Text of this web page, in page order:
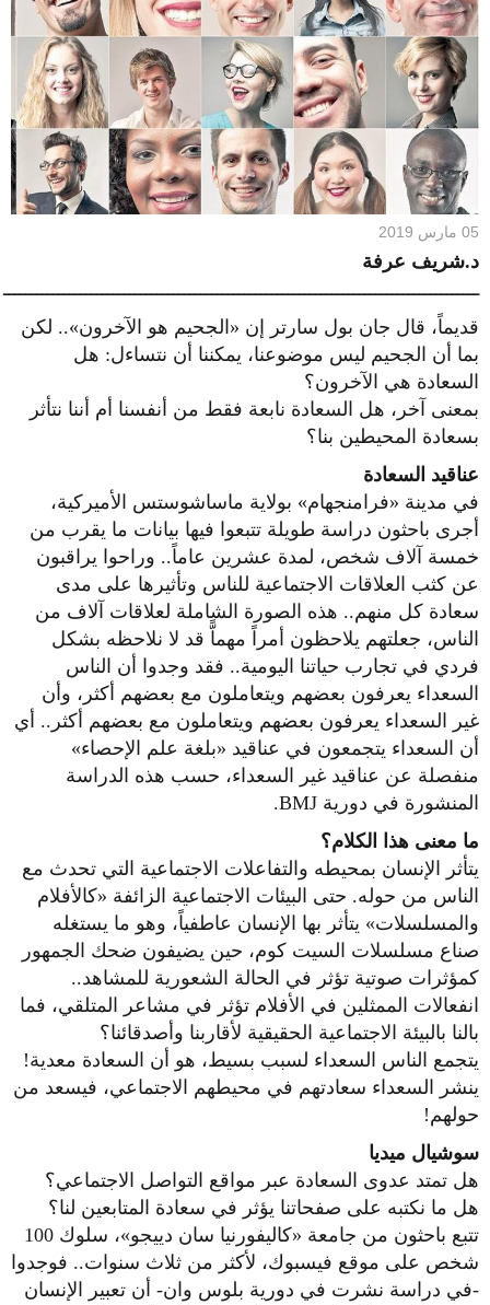
05 مارس 2019
د.شريف عرفة
ـــــــــــــــــــــــــــــــــــــــــــــــــــــــــــــــــــــــــــــــــــــــ
قديماً، قال جان بول سارتر إن «الجحيم هو الآخرون».. لكن
بما أن الجحيم ليس موضوعنا، يمكننا أن نتساءل: هل
السعادة هي الآخرون؟
بمعنى آخر، هل السعادة نابعة فقط من أنفسنا أم أننا نتأثر
بسعادة المحيطين بنا؟
عناقيد السعادة
في مدينة «فرامنجهام» بولاية ماساشوستس الأميركية،
أجرى باحثون دراسة طويلة تتبعوا فيها بيانات ما يقرب من
خمسة آلاف شخص، لمدة عشرين عاماً.. وراحوا يراقبون
عن كثب العلاقات الاجتماعية للناس وتأثيرها على مدى
سعادة كل منهم.. هذه الصورة الشاملة لعلاقات آلاف من
الناس، جعلتهم يلاحظون أمراً مهماًّ قد لا نلاحظه بشكل
فردي في تجارب حياتنا اليومية.. فقد وجدوا أن الناس
السعداء يعرفون بعضهم ويتعاملون مع بعضهم أكثر، وأن
غير السعداء يعرفون بعضهم ويتعاملون مع بعضهم أكثر.. أي
أن السعداء يتجمعون في عناقيد «بلغة علم الإحصاء»
منفصلة عن عناقيد غير السعداء، حسب هذه الدراسة
المنشورة في دورية BMJ.
ما معنى هذا الكلام؟
يتأثر الإنسان بمحيطه والتفاعلات الاجتماعية التي تحدث مع
الناس من حوله. حتى البيئات الاجتماعية الزائفة «كالأفلام
والمسلسلات» يتأثر بها الإنسان عاطفياً، وهو ما يستغله
صناع مسلسلات السيت كوم، حين يضيفون ضحك الجمهور
كمؤثرات صوتية تؤثر في الحالة الشعورية للمشاهد..
انفعالات الممثلين في الأفلام تؤثر في مشاعر المتلقي، فما
بالنا بالبيئة الاجتماعية الحقيقية لأقاربنا وأصدقائنا؟
يتجمع الناس السعداء لسبب بسيط، هو أن السعادة معدية!
ينشر السعداء سعادتهم في محيطهم الاجتماعي، فيسعد من
حولهم!
سوشيال ميديا
هل تمتد عدوى السعادة عبر مواقع التواصل الاجتماعي؟
هل ما نكتبه على صفحاتنا يؤثر في سعادة المتابعين لنا؟
تتبع باحثون من جامعة «كاليفورنيا سان دييجو»، سلوك 100
شخص على موقع فيسبوك، لأكثر من ثلاث سنوات.. فوجدوا
-في دراسة نشرت في دورية بلوس وان- أن تعبير الإنسان